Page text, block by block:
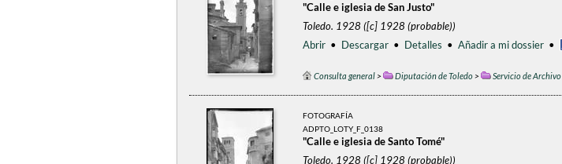
"Calle e iglesia de San Justo"
Toledo. 1928 ([c] 1928 (probable))
Abrir • Descargar • Detalles • Añadir a mi dossier •
Consulta general> Diputación de Toledo> Servicio de Archivo
FOTOGRAFÍA
ADPTO_LOTY_F_0138
"Calle e iglesia de Santo Tomé"
Toledo. 1928 ([c] 1928 (probable))